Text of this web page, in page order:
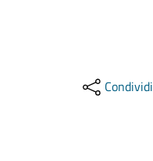
Condividi